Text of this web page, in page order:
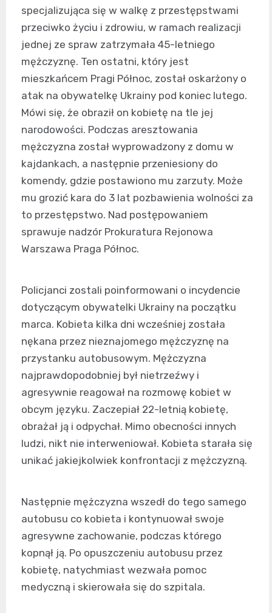
specjalizująca się w walkę z przestępstwami
przeciwko życiu i zdrowiu, w ramach realizacji
jednej ze spraw zatrzymała 45-letniego
mężczyznę. Ten ostatni, który jest
mieszkańcem Pragi Północ, został oskarżony o
atak na obywatelkę Ukrainy pod koniec lutego.
Mówi się, że obraził on kobietę na tle jej
narodowości. Podczas aresztowania
mężczyzna został wyprowadzony z domu w
kajdankach, a następnie przeniesiony do
komendy, gdzie postawiono mu zarzuty. Może
mu grozić kara do 3 lat pozbawienia wolności za
to przestępstwo. Nad postępowaniem
sprawuje nadzór Prokuratura Rejonowa
Warszawa Praga Północ.
Policjanci zostali poinformowani o incydencie
dotyczącym obywatelki Ukrainy na początku
marca. Kobieta kilka dni wcześniej została
nękana przez nieznajomego mężczyznę na
przystanku autobusowym. Mężczyzna
najprawdopodobniej był nietrzeźwy i
agresywnie reagował na rozmowę kobiet w
obcym języku. Zaczepiał 22-letnią kobietę,
obrażał ją i odpychał. Mimo obecności innych
ludzi, nikt nie interweniował. Kobieta starała się
unikać jakiejkolwiek konfrontacji z mężczyzną.
Następnie mężczyzna wszedł do tego samego
autobusu co kobieta i kontynuował swoje
agresywne zachowanie, podczas którego
kopnął ją. Po opuszczeniu autobusu przez
kobietę, natychmiast wezwała pomoc
medyczną i skierowała się do szpitala.